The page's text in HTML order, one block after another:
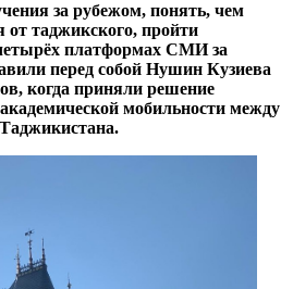
за рубежом, понять, чем
от таджикского, пройти
платформах СМИ за
перед собой Нушин Кузиева
когда приняли решение
мобильности между